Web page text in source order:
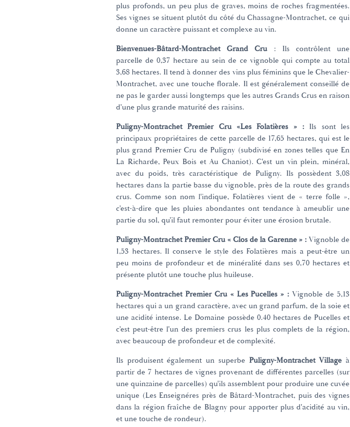
plus profonds, un peu plus de graves, moins de roches fragmentées.
Ses vignes se situent plutôt du côté du Chassagne-Montrachet, ce qui
donne un caractère puissant et complexe au vin.
Bienvenues-Bâtard-Montrachet Grand Cru : Ils contrôlent une
parcelle de 0,37 hectare au sein de ce vignoble qui compte au total
3,68 hectares. Il tend à donner des vins plus féminins que le Chevalier-
Montrachet, avec une touche florale. Il est généralement conseillé de
ne pas le garder aussi longtemps que les autres Grands Crus en raison
d'une plus grande maturité des raisins.
Puligny-Montrachet Premier Cru «Les Folatières » : Ils sont les
principaux propriétaires de cette parcelle de 17,65 hectares, qui est le
plus grand Premier Cru de Puligny (subdivisé en zones telles que En
La Richarde, Peux Bois et Au Chaniot). C'est un vin plein, minéral,
avec du poids, très caractéristique de Puligny. Ils possèdent 3,08
hectares dans la partie basse du vignoble, près de la route des grands
crus. Comme son nom l'indique, Folatières vient de « terre folle »,
c'est-à-dire que les pluies abondantes ont tendance à ameublir une
partie du sol, qu'il faut remonter pour éviter une érosion brutale.
Puligny-Montrachet Premier Cru « Clos de la Garenne » :Vignoble de
1,53 hectares. Il conserve le style des Folatières mais a peut-être un
peu moins de profondeur et de minéralité dans ses 0,70 hectares et
présente plutôt une touche plus huileuse.
Puligny-Montrachet Premier Cru « Les Pucelles » :Vignoble de 5,13
hectares qui a un grand caractère, avec un grand parfum, de la soie et
une acidité intense. Le Domaine possède 0.40 hectares de Pucelles et
c'est peut-être l'un des premiers crus les plus complets de la région,
avec beaucoup de profondeur et de complexité.
Ils produisent également un superbe Puligny-Montrachet Village à
partir de 7 hectares de vignes provenant de différentes parcelles (sur
une quinzaine de parcelles) qu'ils assemblent pour produire une cuvée
unique (Les Enseignéres près de Bâtard-Montrachet, puis des vignes
dans la région fraîche de Blagny pour apporter plus d'acidité au vin,
et une touche de rondeur).